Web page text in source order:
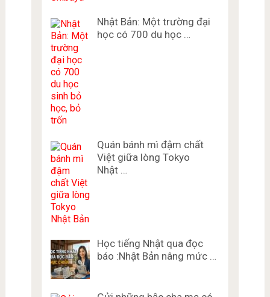
Nhật Bản: Một trường đại
học có 700 du học …
Quán bánh mì đậm chất
Việt giữa lòng Tokyo
Nhật …
Học tiếng Nhật qua đọc
báo :Nhật Bản nâng mức …